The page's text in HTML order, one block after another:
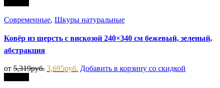
Современные, Шкуры натуральные
Ковёр из шерсть с вискозой 240×340 см бежевый, зеленый,
абстракция
от 5,319руб. 3,695руб. Добавить в корзину со скидкой